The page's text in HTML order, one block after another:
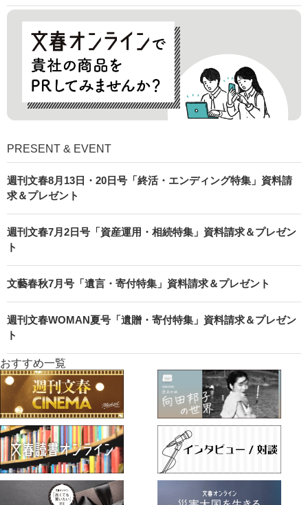
PRESENT & EVENT
週刊文春8月13日・20日号「終活・エンディング特集」資料請
求＆プレゼント
週刊文春7月2日号「資産運用・相続特集」資料請求＆プレゼン
ト
文藝春秋7月号「遺言・寄付特集」資料請求＆プレゼント
週刊文春WOMAN夏号「遺贈・寄付特集」資料請求＆プレゼン
ト
おすすめ一覧